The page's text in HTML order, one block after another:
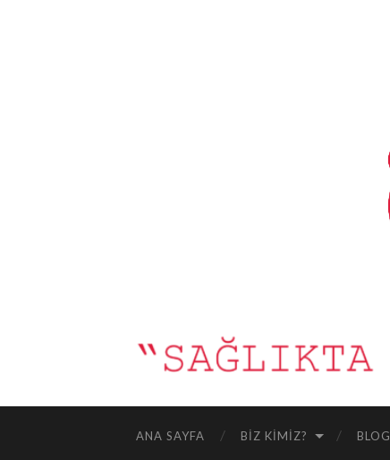
ANA SAYFA BIZ KIMIZ? BLOG